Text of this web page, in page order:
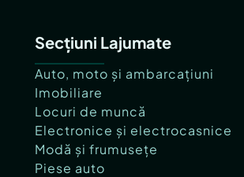
Secțiuni Lajumate
Auto, moto și ambarcațiuni
Imobiliare
Locuri de muncă
Electronice și electrocasnice
Modă și frumusețe
Piese auto